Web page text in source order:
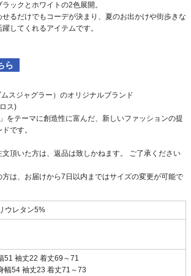
ックとホワイトの2色展開。
るだけでもコーデが決まり、夏のお出かけや街歩きな
してくれるアイテムです。
ら
スジャグラー）のオリジナルブランド
ス)
をテーマに創造性に富んだ、新しいファッションの提
です。
頂いた方は、返品は致しかねます。 ご了承ください
は、お届けから7日以内まではサイズの変更が可能で
ウレタン5%
51 袖丈22 着丈69～71
幅54 袖丈23 着丈71～73